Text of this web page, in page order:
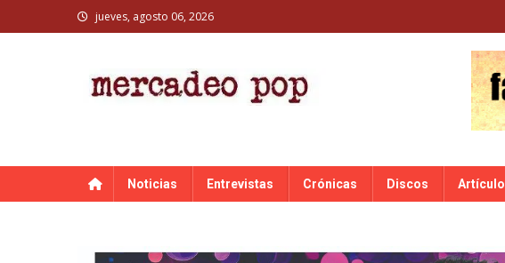
to
jueves, agosto 06, 2026
Noticias Entrevistas Crónicas Discos